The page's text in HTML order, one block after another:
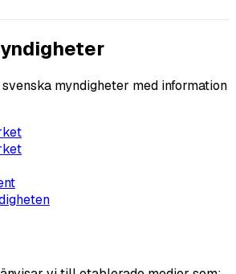
myndigheter med information